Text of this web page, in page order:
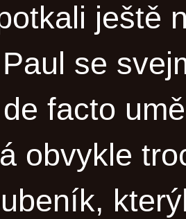
ještě
se
facto
obvykle